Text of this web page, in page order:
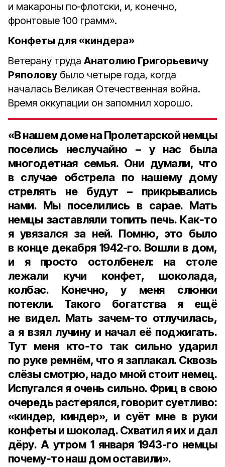
и макароны по‑флотски, и, конечно,
фронтовые 100 грамм».
Конфеты для «киндера»
Ветерану труда Анатолию Григорьевичу
Ряполову было четыре года, когда
началась Великая Отечественная война.
Время оккупации он запомнил хорошо.
«В нашем доме на Пролетарской немцы
поселись неслучайно – у нас была
многодетная семья. Они думали, что
в случае обстрела по нашему дому
стрелять не будут – прикрывались
нами. Мы поселились в сарае. Мать
немцы заставляли топить печь. Как‑то
я увязался за ней. Помню, это было
в конце декабря 1942-го. Вошли в дом,
и я просто остолбенел: на столе
лежали кучи конфет, шоколада,
колбас. Конечно, у меня слюнки
потекли. Такого богатства я ещё
не видел. Мать зачем‑то отлучилась,
а я взял лучину и начал её поджигать.
Тут меня кто‑то так сильно ударил
по руке ремнём, что я заплакал. Сквозь
слёзы смотрю, надо мной стоит немец.
Испугался я очень сильно. Фриц в свою
очередь растерялся, говорит суетливо:
«киндер, киндер», и суёт мне в руки
конфеты и шоколад. Схватил я их и дал
дёру. А утром 1 января 1943-го немцы
почему‑то наш дом оставили».